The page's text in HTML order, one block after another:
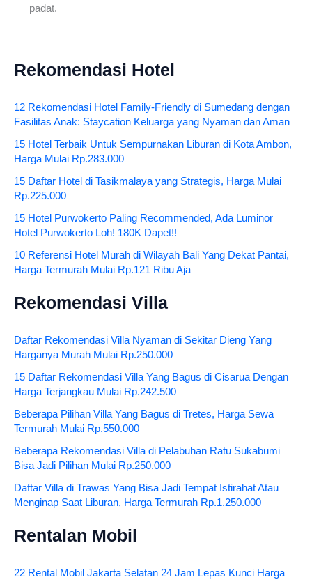
padat.
Rekomendasi Hotel
12 Rekomendasi Hotel Family-Friendly di Sumedang dengan
Fasilitas Anak: Staycation Keluarga yang Nyaman dan Aman
15 Hotel Terbaik Untuk Sempurnakan Liburan di Kota Ambon,
Harga Mulai Rp.283.000
15 Daftar Hotel di Tasikmalaya yang Strategis, Harga Mulai
Rp.225.000
15 Hotel Purwokerto Paling Recommended, Ada Luminor
Hotel Purwokerto Loh! 180K Dapet!!
10 Referensi Hotel Murah di Wilayah Bali Yang Dekat Pantai,
Harga Termurah Mulai Rp.121 Ribu Aja
Rekomendasi Villa
Daftar Rekomendasi Villa Nyaman di Sekitar Dieng Yang
Harganya Murah Mulai Rp.250.000
15 Daftar Rekomendasi Villa Yang Bagus di Cisarua Dengan
Harga Terjangkau Mulai Rp.242.500
Beberapa Pilihan Villa Yang Bagus di Tretes, Harga Sewa
Termurah Mulai Rp.550.000
Beberapa Rekomendasi Villa di Pelabuhan Ratu Sukabumi
Bisa Jadi Pilihan Mulai Rp.250.000
Daftar Villa di Trawas Yang Bisa Jadi Tempat Istirahat Atau
Menginap Saat Liburan, Harga Termurah Rp.1.250.000
Rentalan Mobil
22 Rental Mobil Jakarta Selatan 24 Jam Lepas Kunci Harga